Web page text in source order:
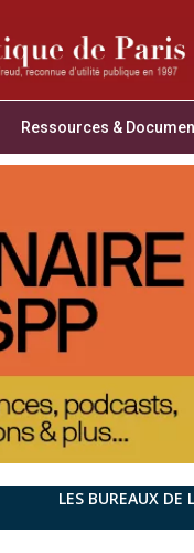
Ressources &
LES BUREAUX DE